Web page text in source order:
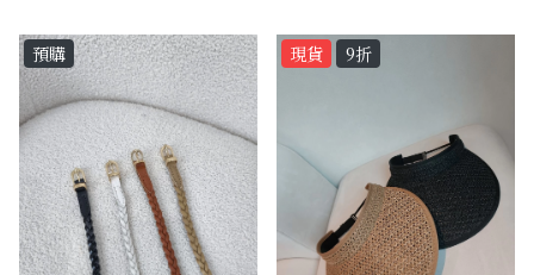
預購 現貨 9折